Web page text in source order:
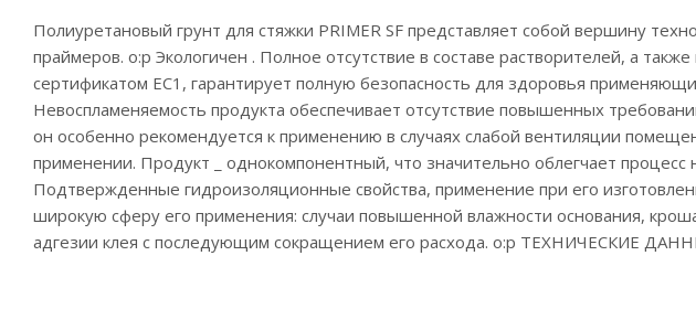
Полиуретановый грунт для стяжки PRIMER SF представляет собой вершину
праймеров. o:p Экологичен . Полное отсутствие в составе растворителей, а
сертификатом ЕС1, гарантирует полную безопасность для здоровья
Невоспламеняемость продукта обеспечивает отсутствие повышенных
он особенно рекомендуется к применению в случаях слабой вентиляции
применении. Продукт _ однокомпонентный, что значительно облегчает
Подтвержденные гидроизоляционные свойства, применение при его
широкую сферу его применения: случаи повышенной влажности основания,
адгезии клея с последующим сокращением его расхода. o:p ТЕХНИЧЕСКИЕ